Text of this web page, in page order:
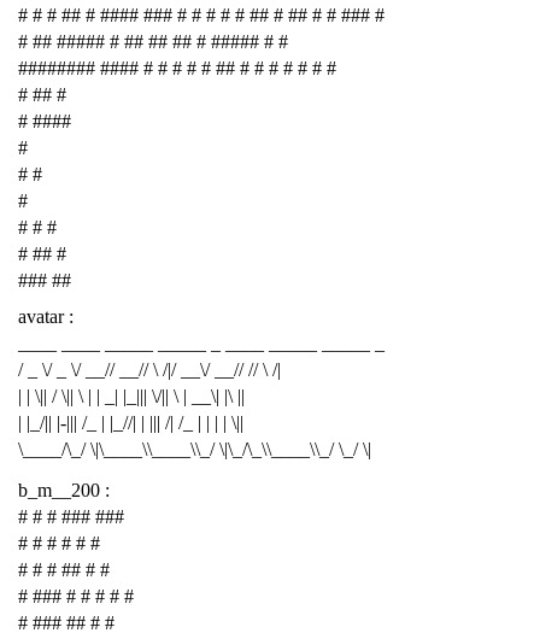
# # # ## # #### ### # # # # # ## # ## # # ### #
# ## ##### # ## ## ## # ##### # #
######## #### # # # # # ## # # # # # # #
# ## #
# ####
#
# #
#
# # #
# ## #
### ##
avatar :
/ _ \/ _ \/ __// __// \ /|/ __\/ __// // \ /|
| | \|| / \|| \ | | _| |_||| \/|| \ | __\| |\ ||
| |_/|| |-||| /_ | |_//| | ||| /| /_ | | | | \||
\____/\_/ \|\____\\____\\_/ \|\_/\_\\____\\_/ \_/ \|
b_m__200 :
# # # ### ###
# # # # # #
# # # ## # #
# ### # # # # #
# ### ## # #